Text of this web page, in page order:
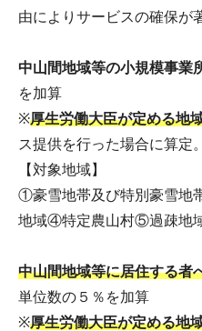
由によりサービスの確保が
中山間地域等の小規模事業
を加算
※厚生労働大臣が定める地
ス提供を行った場合に算定。
【対象地域】
①豪雪地帯及び特別豪雪
地域④特定農山村⑤過疎地
中山間地域等に居住する者
単位数の５％を加算
※厚生労働大臣が定める地